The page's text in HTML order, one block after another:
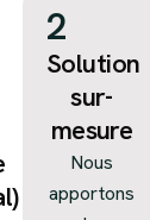
2
Solution
sur-
mesure
Nous
apportons